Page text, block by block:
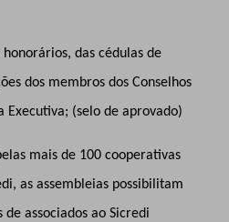
honorários, das cédulas de
dos membros dos Conselhos
(selo de aprovado)
mais de 100 cooperativas
as assembleias possibilitam
associados ao Sicredi